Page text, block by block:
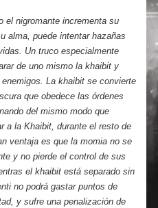
el nigromante incrementa su
alma, puede intentar hazañas
Un truco especialmente
de uno mismo la khaibit y
La khaibit se convierte
que obedece las órdenes
del mismo modo que
a la Khaibit, durante el resto de
ventaja es que la momia no se
y no pierde el control de sus
el khaibit está separado sin
no podrá gastar puntos de
y sufre una penalización de